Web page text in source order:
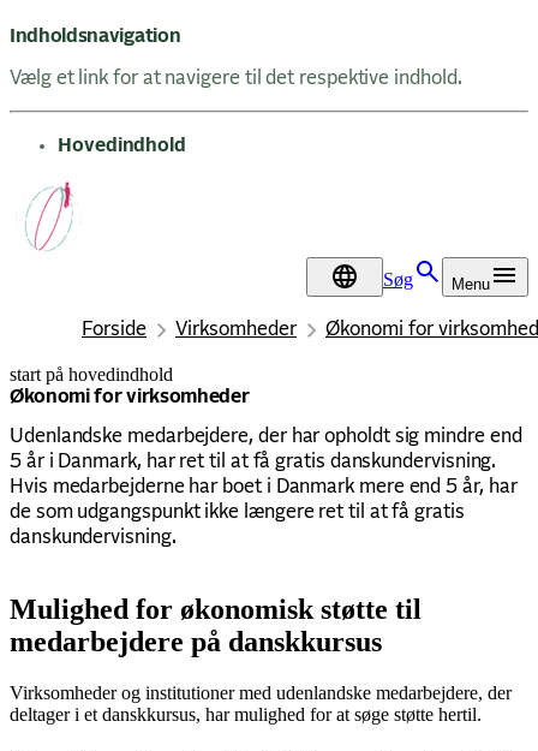
Indholdsnavigation
Vælg et link for at navigere til det respektive indhold.
gå til
Hovedindhold
DA Søg Menu
Forside Virksomheder Økonomi for
start på hovedindhold
Økonomi for virksomheder
Udenlandske medarbejdere, der har opholdt sig mindre end
5 år i Danmark, har ret til at få gratis danskundervisning.
Hvis medarbejderne har boet i Danmark mere end 5 år, har
de som udgangspunkt ikke længere ret til at få gratis
danskundervisning.
senest opdateret 17. marts 2026
Mulighed for økonomisk støtte til
medarbejdere på danskkursus
Virksomheder og institutioner med udenlandske medarbejdere, der
deltager i et danskkursus, har mulighed for at søge støtte hertil.